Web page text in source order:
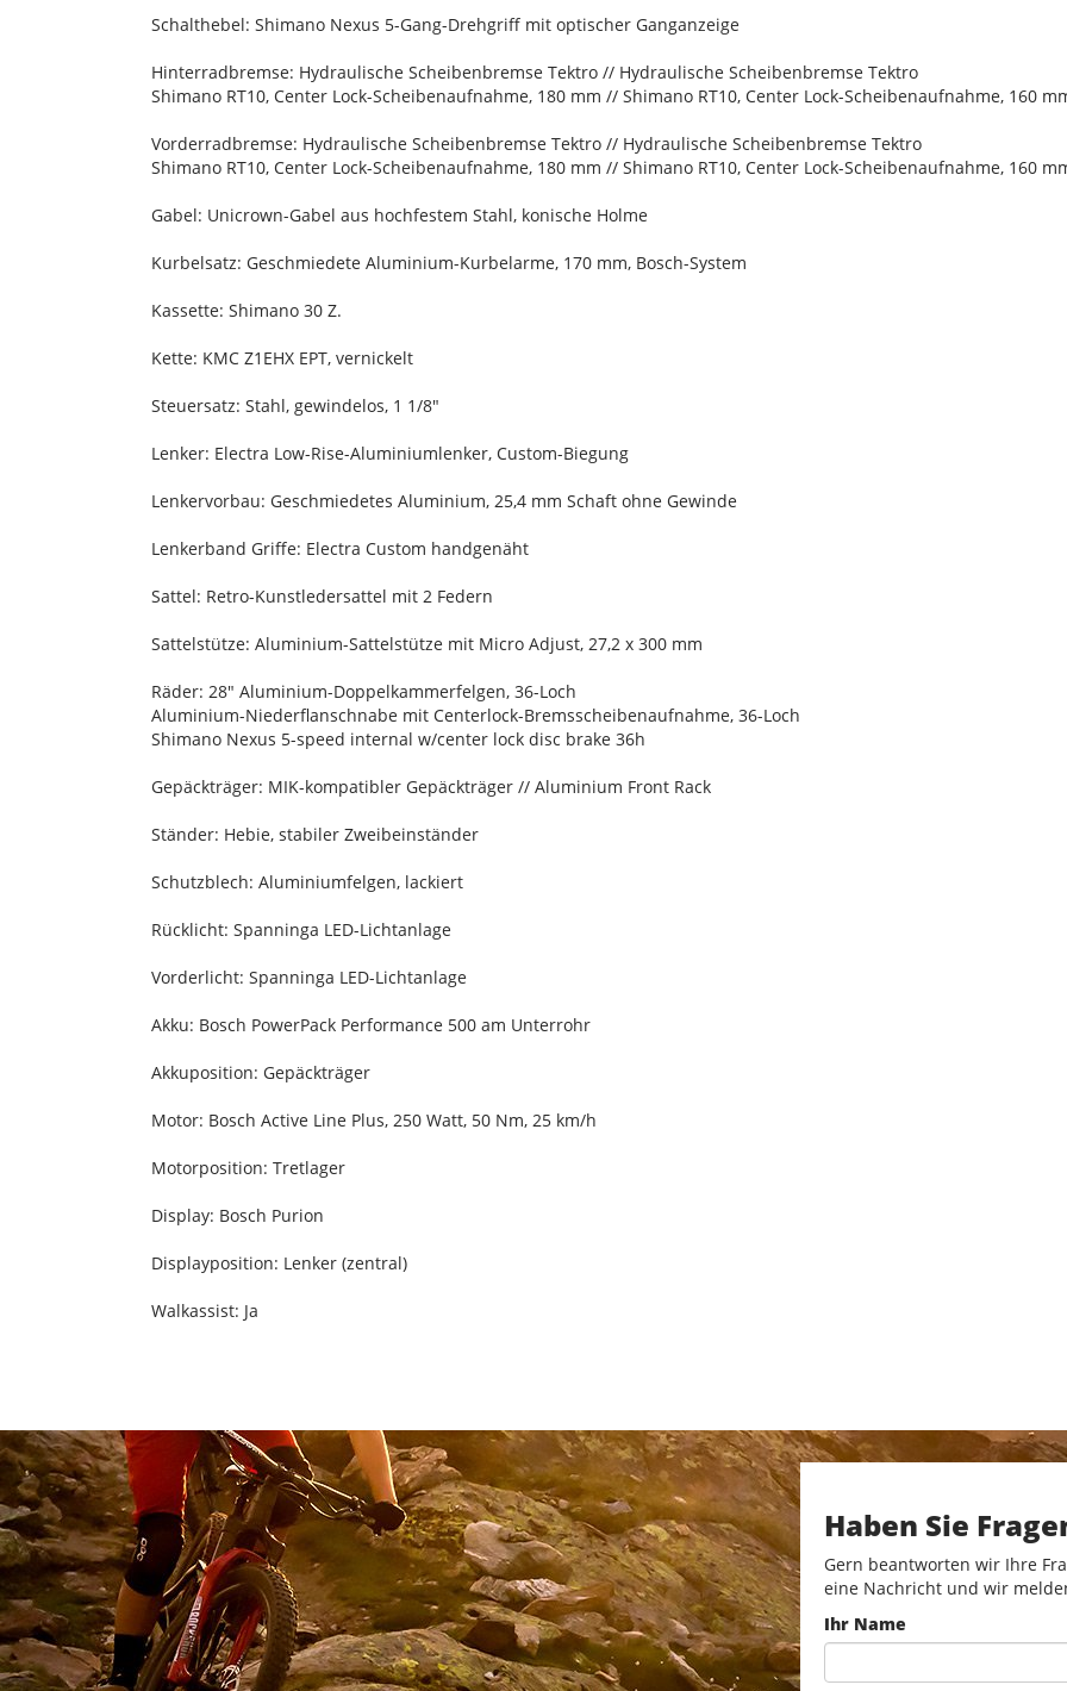
Schalthebel: Shimano Nexus 5-Gang-Drehgriff mit optischer Ganganzeige
Hinterradbremse: Hydraulische Scheibenbremse Tektro // Hydraulische Scheibenbremse Tektro
Shimano RT10, Center Lock-Scheibenaufnahme, 180 mm // Shimano RT10, Center Lock-Scheibenaufnahme, 160
Vorderradbremse: Hydraulische Scheibenbremse Tektro // Hydraulische Scheibenbremse Tektro
Shimano RT10, Center Lock-Scheibenaufnahme, 180 mm // Shimano RT10, Center Lock-Scheibenaufnahme, 160
Gabel: Unicrown-Gabel aus hochfestem Stahl, konische Holme
Kurbelsatz: Geschmiedete Aluminium-Kurbelarme, 170 mm, Bosch-System
Kassette: Shimano 30 Z.
Kette: KMC Z1EHX EPT, vernickelt
Steuersatz: Stahl, gewindelos, 1 1/8"
Lenker: Electra Low-Rise-Aluminiumlenker, Custom-Biegung
Lenkervorbau: Geschmiedetes Aluminium, 25,4 mm Schaft ohne Gewinde
Lenkerband Griffe: Electra Custom handgenäht
Sattel: Retro-Kunstledersattel mit 2 Federn
Sattelstütze: Aluminium-Sattelstütze mit Micro Adjust, 27,2 x 300 mm
Räder: 28" Aluminium-Doppelkammerfelgen, 36-Loch
Aluminium-Niederflanschnabe mit Centerlock-Bremsscheibenaufnahme, 36-Loch
Shimano Nexus 5-speed internal w/center lock disc brake 36h
Gepäckträger: MIK-kompatibler Gepäckträger // Aluminium Front Rack
Ständer: Hebie, stabiler Zweibeinständer
Schutzblech: Aluminiumfelgen, lackiert
Rücklicht: Spanninga LED-Lichtanlage
Vorderlicht: Spanninga LED-Lichtanlage
Akku: Bosch PowerPack Performance 500 am Unterrohr
Akkuposition: Gepäckträger
Motor: Bosch Active Line Plus, 250 Watt, 50 Nm, 25 km/h
Motorposition: Tretlager
Display: Bosch Purion
Displayposition: Lenker (zentral)
Walkassist: Ja
Haben Sie
Gern beantworten wir Ihre
eine Nachricht und wir
Ihr Name